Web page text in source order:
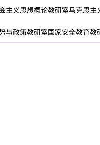
主义思想概论教研室马克思主
与政策教研室国家安全教育教